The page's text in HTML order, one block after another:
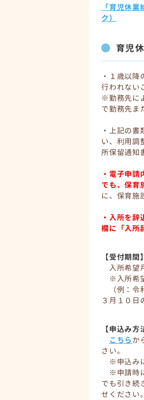
「育児休
ク）
育児
・１歳以
行われない
※勤務先に
で勤務先ま
・上記の
い、利用調
所保留通知
・電子申
でも、保育
に、保育施
・入所を
欄に「入所
【受付期間】
入所希望
※入所希
（例：令
３月１０日
【申込み方
こちらか
さい。
※申込み
※申請時
でも引き続
せください。